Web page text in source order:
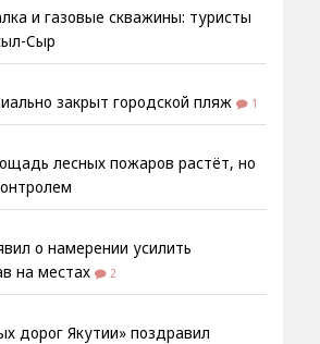
и газовые скважины: туристы
Сыр
закрыт городской пляж 1
лесных пожаров растёт, но
о намерении усилить
на местах
2
дорог Якутии» поздравил